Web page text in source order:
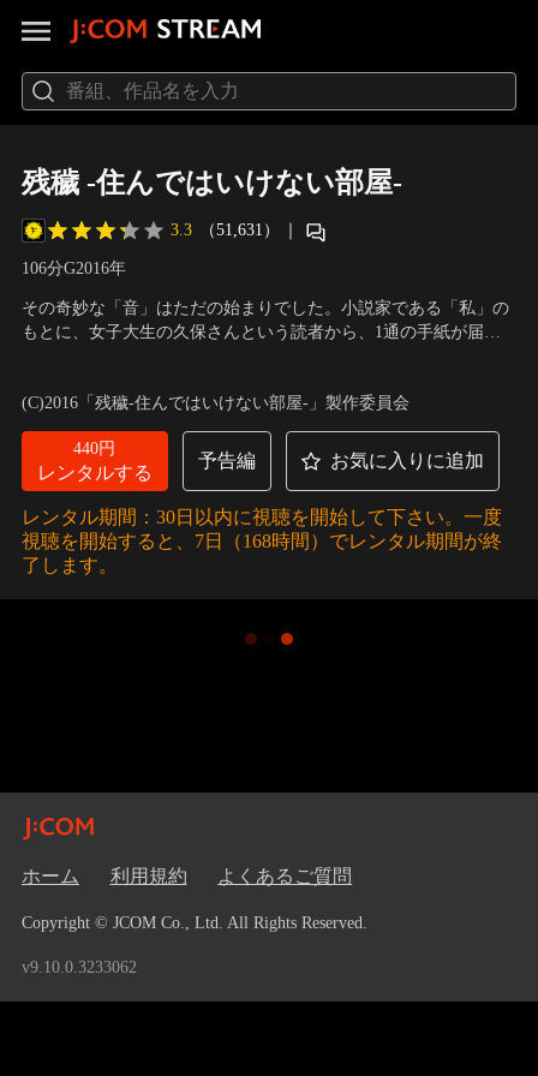
残穢 -住んではいけない部屋-
3.3 （51,631） ｜
106分G2016年
その奇妙な「音」はただの始まりでした。小説家である「私」の
もとに、女子大生の久保さんという読者から、1通の手紙が届
ンションの過去の住人たちが、引っ越し先で、自殺や心中、殺人
など、数々の事件を引き起こしていた事実が浮かび上がる。
(C)2016「残穢-住んではいけない部屋-」製作委員会
440円
レンタルする
予告編 お気に入りに追加
レンタル期間：30日以内に視聴を開始して下さい。一度
視聴を開始すると、7日（168時間）でレンタル期間が終
了します。
ホーム 利用規約 よくあるご質問
Copyright © JCOM Co., Ltd. All Rights Reserved.
v9.10.0.3233062